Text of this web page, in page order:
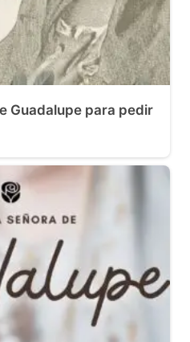
Guadalupe para pedir